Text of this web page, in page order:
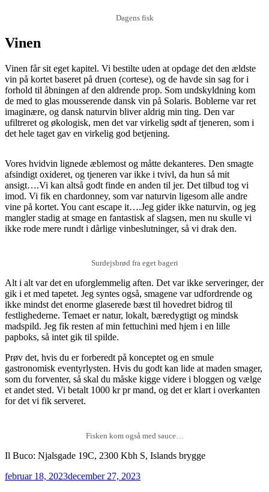
Dagens fisk
Vinen
Vinen får sit eget kapitel. Vi bestilte uden at opdage det den ældste
vin på kortet baseret på druen (cortese), og de havde sin sag for i
forhold til åbningen af den aldrende prop. Som undskyldning kom
de med to glas mousserende dansk vin på Solaris. Boblerne var ret
imaginære, og dansk naturvin bliver aldrig min ting. Den var
ufiltreret og økologisk, men det var virkelig sødt af tjeneren, som i
det hele taget gav en virkelig god betjening.
Vores hvidvin lignede æblemost og måtte dekanteres. Den smagte
afsindigt oxideret, og tjeneren var ikke i tvivl, da hun så mit
ansigt….Vi kan altså godt finde en anden til jer. Det tilbud tog vi
imod. Vi fik en chardonney, som var naturvin ligesom alle andre
vine på kortet. You cant escape it….Jeg gider ikke naturvin, og jeg
mangler stadig at smage en fantastisk af slagsen, men nu skulle vi
ikke rode mere rundt i dårlige vinbeslutninger, så vi drak den.
Surdejsbrød fra eget bageri
Alt i alt var det en uforglemmelig aften. Det var ikke serveringer, der
gik i et med tapetet. Jeg syntes også, smagene var udfordrende og
ikke mindst det enorme glaserede bæst til hovedret bidrog til
festlighederne. Temaet er natur, lokalt, bæredygtigt og mindsk
madspild. Jeg fik resten af min fettuchini med hjem i en lille
papboks, så intet gik til spilde.
Prøv det, hvis du er forberedt på konceptet og en smule
gastronomisk eventyrlysten. Hvis du godt kan lide at maden smager,
som du forventer, så skal du måske kigge videre i bloggen og vælge
et andet sted. Vi betalt 1000 kr pr mand, og det er klart i overkanten
for det vi fik serveret.
Fisken kom også med sauce…
Il Buco: Njalsgade 19C, 2300 Kbh S, Islands brygge
Udgivet
februar 18, 2023december 27, 2023